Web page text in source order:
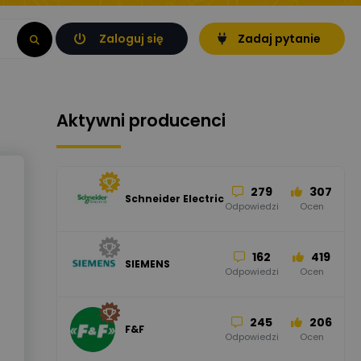
Zaloguj się Zadaj pytanie
Aktywni producenci
Schneider Electric 279
Odpowiedzi
307
Ocen
SIEMENS 162
Odpowiedzi
419
Ocen
F&F 245
Odpowiedzi
206
Ocen